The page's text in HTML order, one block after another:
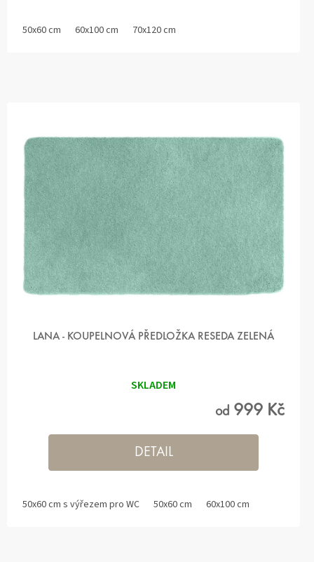
50x60 cm 60x100 cm 70x120 cm
LANA - KOUPELNOVÁ PŘEDLOŽKA RESEDA ZELENÁ
SKLADEM
od 999 Kč
DETAIL
50x60 cm s výřezem pro WC 50x60 cm 60x100 cm